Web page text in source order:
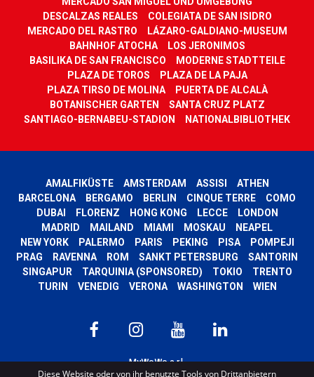
DESCALZAS REALES
COLEGIATA DE SAN ISIDRO
MERCADO DEL RASTRO
LÁZARO-GALDIANO-MUSEUM
BAHNHOF ATOCHA
LOS JERONIMOS
BASILIKA DE SAN FRANCISCO
MODERNE STADTTEILE
PLAZA DE TOROS
PLAZA DE LA PAJA
PLAZA TIRSO DE MOLINA
PUERTA DE ALCALÀ
BOTANISCHER GARTEN
SANTA CRUZ PLATZ
SANTIAGO-BERNABEU-STADION
NATIONALBIBLIOTHEK
AMALFIKÜSTE AMSTERDAM ASSISI
ATHEN
BARCELONA
BERGAMO BERLIN CINQUE TERRE
COMO
DUBAI
FLORENZ HONG KONG LECCE
LONDON
MADRID
MAILAND MIAMI MOSKAU
NEAPEL
NEW YORK
PALERMO PARIS PEKING PISA
POMPEJI
PRAG
RAVENNA ROM SANKT PETERSBURG
SANTORIN
SINGAPUR
TARQUINIA (SPONSORED) TOKIO
TRENTO
TURIN
VENEDIG VERONA WASHINGTON WIEN
MyWoWo s.r.l.
P.I. e C.F. 04201270164 Via Marconi, 34 – 24068 Seriate (BG) Iscritta al registro
Diese Website oder von ihr benutzte Tools von Drittanbietern